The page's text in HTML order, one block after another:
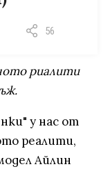
56
риалити
у нас от
реалити,
Айлин